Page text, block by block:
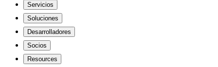
Servicios
Soluciones
Desarrolladores
Socios
Resources